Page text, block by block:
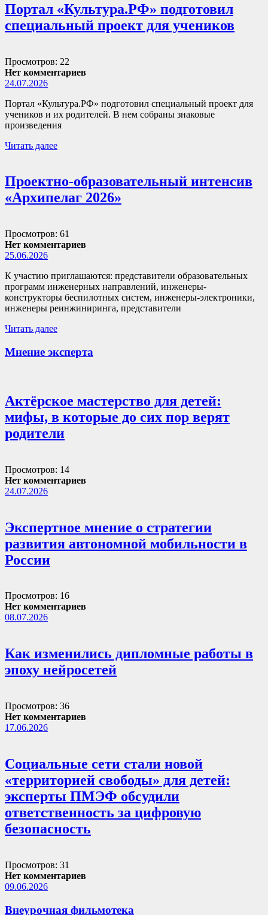
Портал «Культура.РФ» подготовил
специальный проект для учеников
Просмотров: 22
Нет комментариев
24.07.2026
Портал «Культура.РФ» подготовил специальный проект для
учеников и их родителей. В нем собраны знаковые
произведения
Читать далее
Проектно-образовательный интенсив
«Архипелаг 2026»
Просмотров: 61
Нет комментариев
25.06.2026
К участию приглашаются: представители образовательных
программ инженерных направлений, инженеры-
конструкторы беспилотных систем, инженеры-электроники,
инженеры реинжиниринга, представители
Читать далее
Мнение эксперта
Актёрское мастерство для детей:
мифы, в которые до сих пор верят
родители
Просмотров: 14
Нет комментариев
24.07.2026
Экспертное мнение о стратегии
развития автономной мобильности в
России
Просмотров: 16
Нет комментариев
08.07.2026
Как изменились дипломные работы в
эпоху нейросетей
Просмотров: 36
Нет комментариев
17.06.2026
Социальные сети стали новой
«территорией свободы» для детей:
эксперты ПМЭФ обсудили
ответственность за цифровую
безопасность
Просмотров: 31
Нет комментариев
09.06.2026
Внеурочная фильмотека